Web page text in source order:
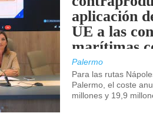
aplicación
UE a las
marítimas
de Sicilia.
Palermo
Para las rutas
Palermo, el coste
millones y 19,9